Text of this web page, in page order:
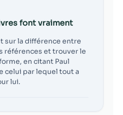
font vraiment
sur la différence entre
références et trouver le
en citant Paul
celui par lequel tout a
lui.